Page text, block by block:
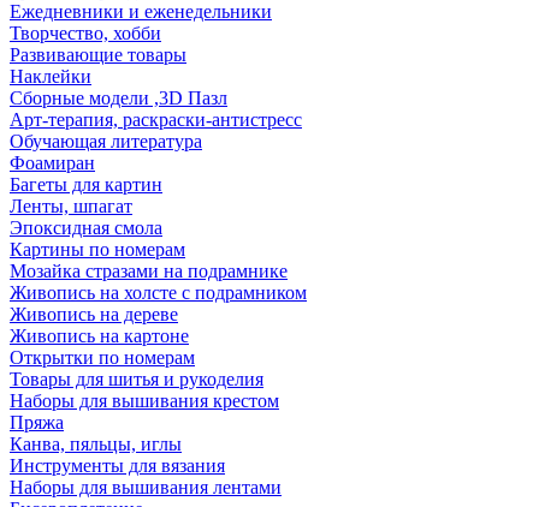
Ежедневники и еженедельники
Творчество, хобби
Развивающие товары
Наклейки
Сборные модели ,3D Пазл
Арт-терапия, раскраски-антистресс
Обучающая литература
Фоамиран
Багеты для картин
Ленты, шпагат
Эпоксидная смола
Картины по номерам
Мозайка стразами на подрамнике
Живопись на холсте с подрамником
Живопись на дереве
Живопись на картоне
Открытки по номерам
Товары для шитья и рукоделия
Наборы для вышивания крестом
Пряжа
Канва, пяльцы, иглы
Инструменты для вязания
Наборы для вышивания лентами